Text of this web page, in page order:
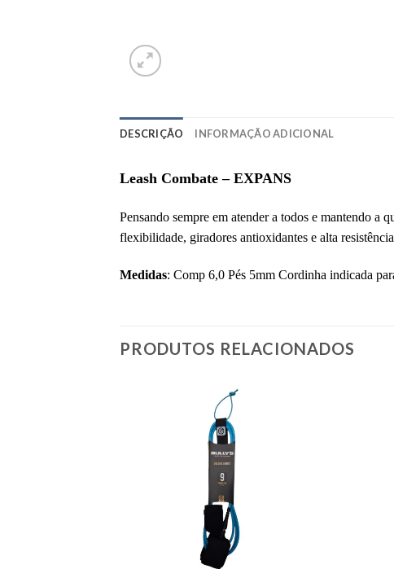
DESCRIÇÃO INFORMAÇÃO ADICIONAL
Leash Combate – EXPANS
Pensando sempre em atender a todos e mantendo
flexibilidade, giradores antioxidantes e alta
Medidas: Comp 6,0 Pés 5mm Cordinha indicada
PRODUTOS RELACIONADOS